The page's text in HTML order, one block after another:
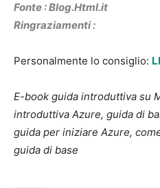
Fonte : Blog.Html.it
Ringraziamenti :
Personalmente lo consiglio:
E-book guida introduttiva su
introduttiva Azure, guida di
guida per iniziare Azure,
guida di base